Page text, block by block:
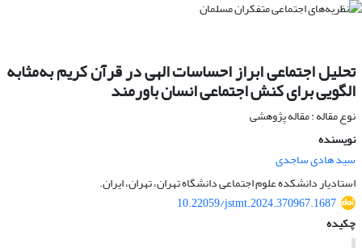
تحلیل اجتماعی ابراز احساسات الهی در قرآن کریم به‌مثابه
الگویی برای کنش اجتماعی انسان باورمند
نوع مقاله : مقاله پژوهشی
نویسنده
سید هادی ساجدی
استادیار دانشکده علوم اجتماعی دانشگاه تهران، تهران، ایران.
10.22059/jstmt.2024.370967.1687
چکیده